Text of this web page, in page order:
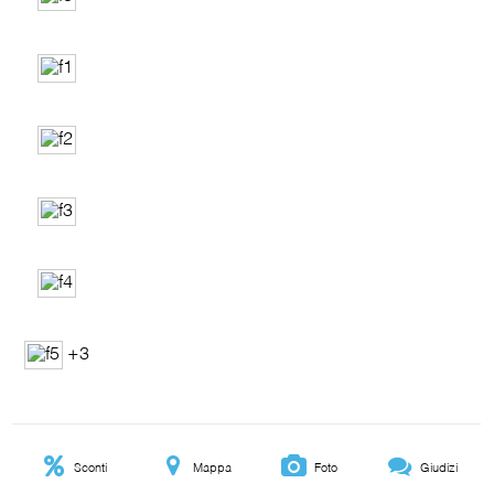
+3
Sconti Mappa Foto Giudizi